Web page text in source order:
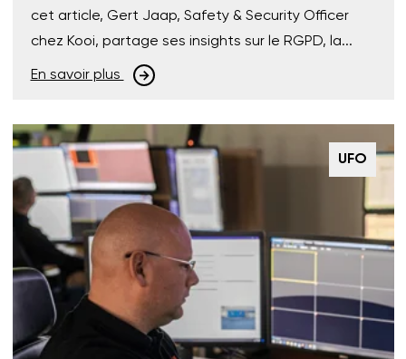
cet article, Gert Jaap, Safety & Security Officer
chez Kooi, partage ses insights sur le RGPD, la...
En savoir plus
UFO